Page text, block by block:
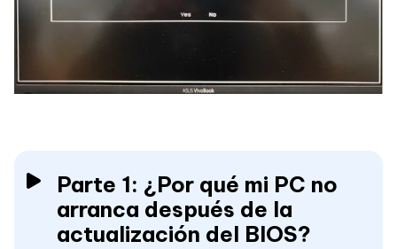
Parte 1: ¿Por qué mi PC no
arranca después de la
actualización del BIOS?